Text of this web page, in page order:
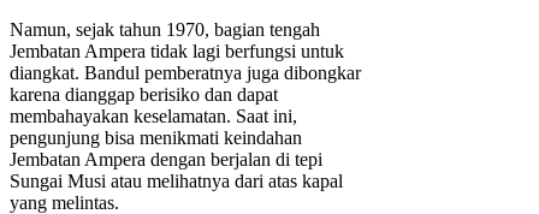
Namun, sejak tahun 1970, bagian tengah
Jembatan Ampera tidak lagi berfungsi untuk
diangkat. Bandul pemberatnya juga dibongkar
karena dianggap berisiko dan dapat
membahayakan keselamatan. Saat ini,
pengunjung bisa menikmati keindahan
Jembatan Ampera dengan berjalan di tepi
Sungai Musi atau melihatnya dari atas kapal
yang melintas.